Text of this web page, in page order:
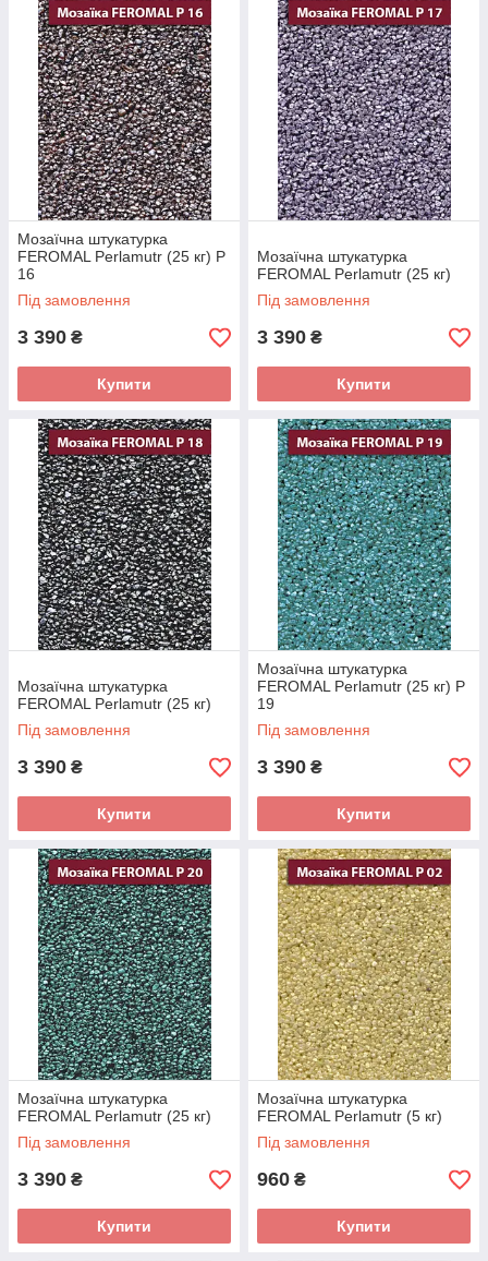
Мозаїчна штукатурка
FEROMAL Perlamutr (25 кг) P
16
Під замовлення
3 390 ₴
Купити
Мозаїчна штукатурка
FEROMAL Perlamutr (25 кг)
Під замовлення
3 390 ₴
Купити
Мозаїчна штукатурка
FEROMAL Perlamutr (25 кг)
Під замовлення
3 390 ₴
Купити
Мозаїчна штукатурка
FEROMAL Perlamutr (25 кг) P
19
Під замовлення
3 390 ₴
Купити
Мозаїчна штукатурка
FEROMAL Perlamutr (25 кг)
Під замовлення
3 390 ₴
Купити
Мозаїчна штукатурка
FEROMAL Perlamutr (5 кг)
Під замовлення
960 ₴
Купити